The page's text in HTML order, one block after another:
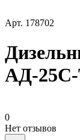
Арт. 178702
АД-25С-
0
Нет отзывов